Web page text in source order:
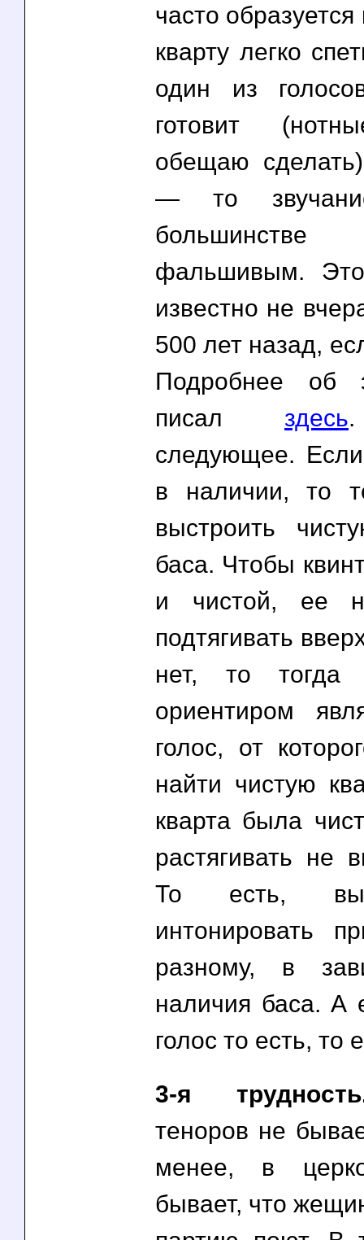
часто
кварту легко
один из
готовит
обещаю
— то
фальшивым.
известно не
500 лет назад,
Подробнее об
писал здесь
следующее.
в наличии, то
выстроить
баса. Чтобы
и чистой, ее
подтягивать
нет, то тогда
ориентиром
голос, от
найти чистую
кварта была
растягивать не
То есть,
интонировать
разному, в
наличия баса. А
голос то есть, то
3-я
теноров не
менее, в
бывает, что